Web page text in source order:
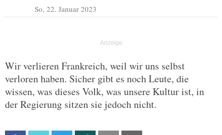
So, 22. Januar 2023
Wir verlieren Frankreich, weil wir uns selbst
verloren haben. Sicher gibt es noch Leute, die
wissen, was dieses Volk, was unsere Kultur ist, in
der Regierung sitzen sie jedoch nicht.